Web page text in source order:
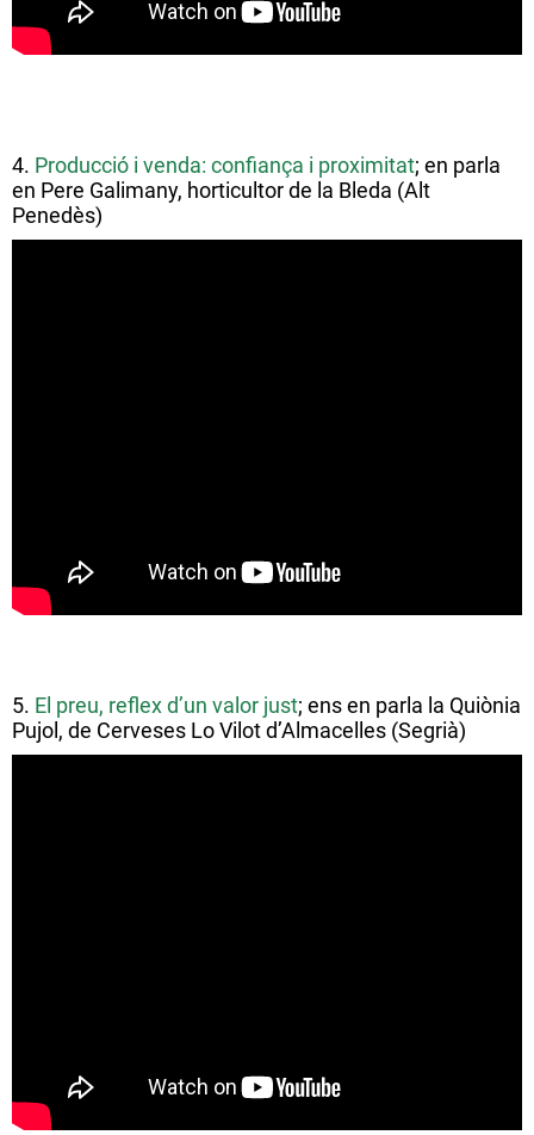
4. Producció i venda: confiança i proximitat; en parla
en Pere Galimany, horticultor de la Bleda (Alt
Penedès)
5. El preu, reflex d’un valor just; ens en parla la Quiònia
Pujol, de Cerveses Lo Vilot d’Almacelles (Segrià)